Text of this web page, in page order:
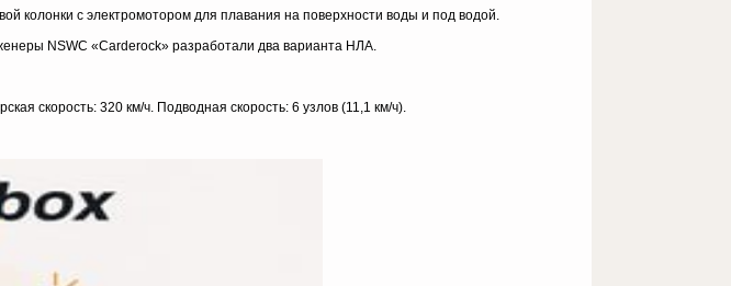
колонки с электромотором для плавания на поверхности воды и под водой.
NSWC «Carderock» разработали два варианта НЛА.
скорость: 320 км/ч. Подводная скорость: 6 узлов (11,1 км/ч).